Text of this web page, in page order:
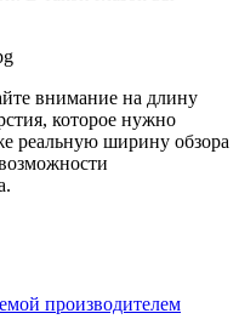
внимание на длину
которое нужно
реальную ширину обзора